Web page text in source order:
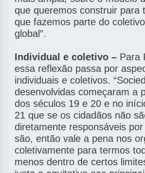
que queremos construir para
que fazemos parte do
global”.
Individual e coletivo – Para
essa reflexão passa por
individuais e coletivos.
desenvolvidas começaram a
dos séculos 19 e 20 e no
21 que se os cidadãos não
diretamente responsáveis
são, então vale a pena nos
coletivamente para termos
menos dentro de certos